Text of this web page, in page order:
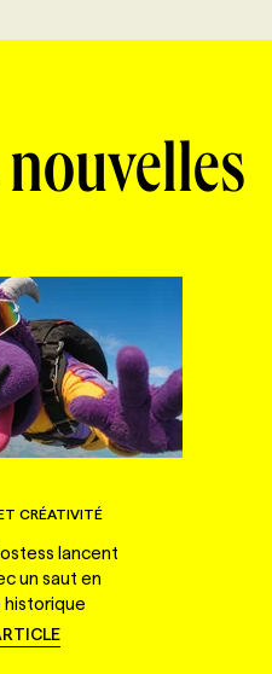
CRÉATIVITÉ
lancent
un saut en